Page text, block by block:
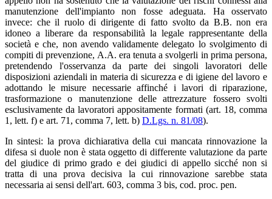
manutenzione dell'impianto non fosse adeguata. Ha osservato
invece: che il ruolo di dirigente di fatto svolto da B.B. non era
idoneo a liberare da responsabilità la legale rappresentante della
società e che, non avendo validamente delegato lo svolgimento di
compiti di prevenzione, A.A. era tenuta a svolgerli in prima persona,
pretendendo l'osservanza da parte dei singoli lavoratori delle
disposizioni aziendali in materia di sicurezza e di igiene del lavoro e
adottando le misure necessarie affinché i lavori di riparazione,
trasformazione o manutenzione delle attrezzature fossero svolti
esclusivamente da lavoratori appositamente formati (art. 18, comma
1, lett. f) e art. 71, comma 7, lett. b) D.Lgs. n. 81/08).
In sintesi: la prova dichiarativa della cui mancata rinnovazione la
difesa si duole non è stata oggetto di differente valutazione da parte
del giudice di primo grado e dei giudici di appello sicché non si
tratta di una prova decisiva la cui rinnovazione sarebbe stata
necessaria ai sensi dell'art. 603, comma 3 bis, cod. proc. pen.